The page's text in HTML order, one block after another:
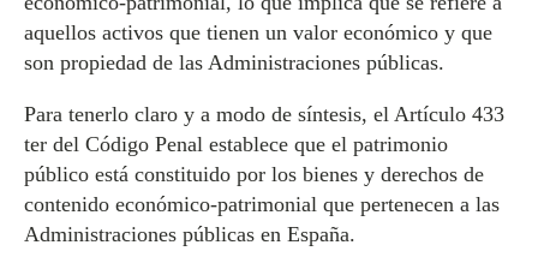
aquellos activos que tienen un valor económico y que
son propiedad de las Administraciones públicas.
Para tenerlo claro y a modo de síntesis, el Artículo 433
ter del Código Penal establece que el patrimonio
público está constituido por los bienes y derechos de
contenido económico-patrimonial que pertenecen a las
Administraciones públicas en España.